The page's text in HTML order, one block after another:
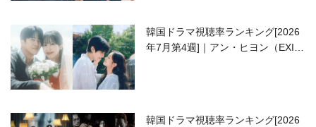
韓国ドラマ視聴率ランキング[2026
年7月第4週]｜アン・ヒヨン（EXID
韓国ドラマ視聴率ランキング[2026